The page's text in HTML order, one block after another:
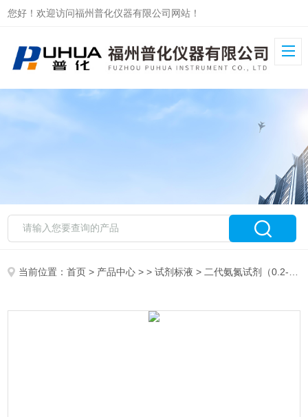
您好！欢迎访问福州普化仪器有限公司网站！
当前位置：首页 > 产品中心 > >试剂标液 > 二代氨氮试剂（0.2-12mg/L）2